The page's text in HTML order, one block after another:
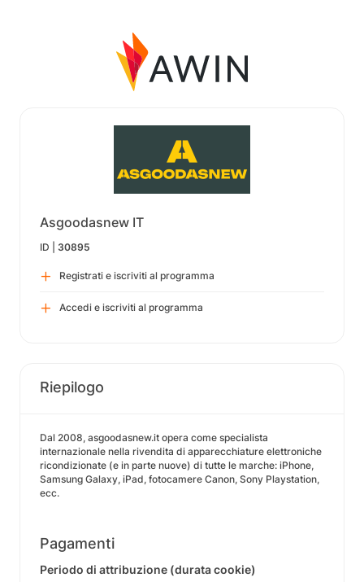
Asgoodasnew IT
ID | 30895
Registrati e iscriviti al programma
Accedi e iscriviti al programma
Riepilogo
Dal 2008, asgoodasnew.it opera come specialista
internazionale nella rivendita di apparecchiature elettroniche
ricondizionate (e in parte nuove) di tutte le marche: iPhone,
Samsung Galaxy, iPad, fotocamere Canon, Sony Playstation,
ecc.
Pagamenti
Periodo di attribuzione (durata cookie)